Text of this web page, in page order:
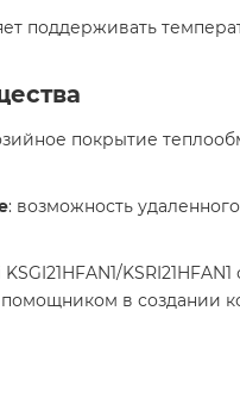
поддерживать
покрытие
: возможность
в